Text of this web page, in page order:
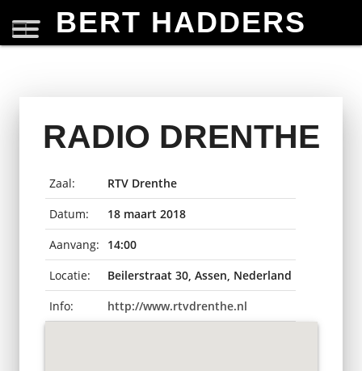
BERT HADDERS
RADIO DRENTHE
Zaal:
RTV Drenthe
Datum:
18 maart 2018
Aanvang:
14:00
Locatie:
Beilerstraat 30, Assen, Nederland
Info:
http://www.rtvdrenthe.nl